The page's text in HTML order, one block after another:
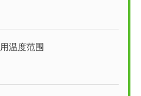
温度范围